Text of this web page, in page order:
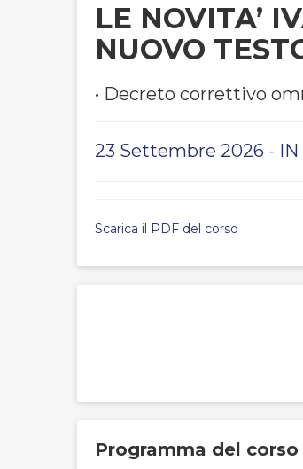
LE NOVITA’
NUOVO
• Decreto correttivo
23 Settembre 2026 - IN
Scarica il PDF del corso
Programma del corso